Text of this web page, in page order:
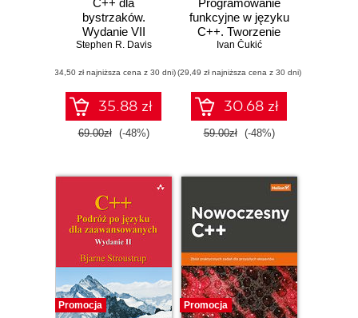
C++ dla
bystrzaków.
Wydanie VII
Stephen R. Davis
(34,50 zł najniższa cena z 30 dni)
35.88 zł
69.00zł (-48%)
Programowanie
funkcyjne w języku
C++. Tworzenie
lepszych aplikacji
Ivan Čukić
(29,49 zł najniższa cena z 30 dni)
30.68 zł
59.00zł (-48%)
Promocja Promocja